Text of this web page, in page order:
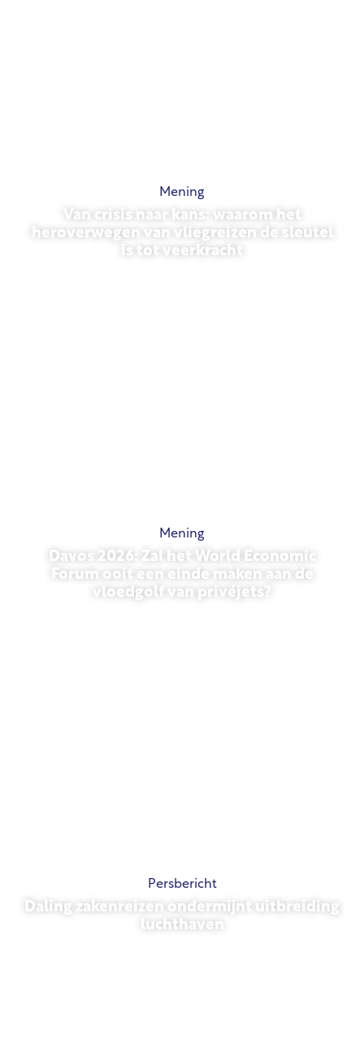
Mening
Van crisis naar kans: waarom het
heroverwegen van vliegreizen de sleutel
is tot veerkracht
Mening
Davos 2026: Zal het World Economic
Forum ooit een einde maken aan de
vloedgolf van privéjets?
Persbericht
Daling zakenreizen ondermijnt uitbreiding
luchthaven